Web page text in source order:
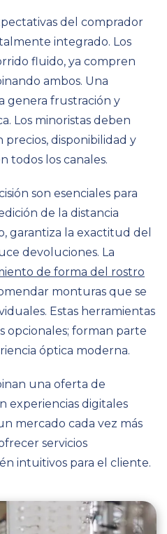
del comprador
integrado. Los
fluido, ya compren
ambos. Una
genera frustración y
Los minoristas deben
disponibilidad y
todos los canales.
son esenciales para
de la distancia
garantiza la exactitud del
devoluciones. La
de forma del rostro
monturas que se
Estas herramientas
opcionales; forman parte
óptica moderna.
una oferta de
experiencias digitales
mercado cada vez más
servicios
intuitivos para el cliente.